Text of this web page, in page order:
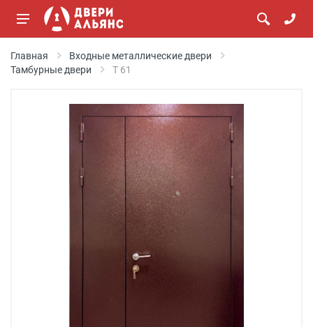
Главная
Входные металлические двери
Тамбурные двери
Т 61